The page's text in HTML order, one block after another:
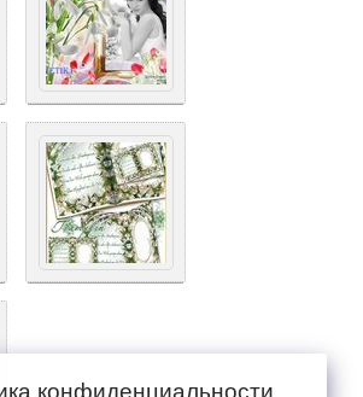
конфиденциальности